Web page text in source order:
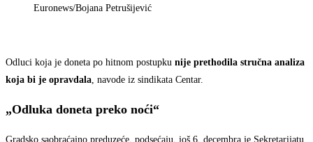
Euronews/Bojana Petrušijević
Odluci koja je doneta po hitnom postupku nije prethodila stručna analiza
koja bi je opravdala, navode iz sindikata Centar.
„Odluka doneta preko noći“
Gradsko saobraćajno preduzeće, podsećaju, još 6. decembra je Sekretarijatu